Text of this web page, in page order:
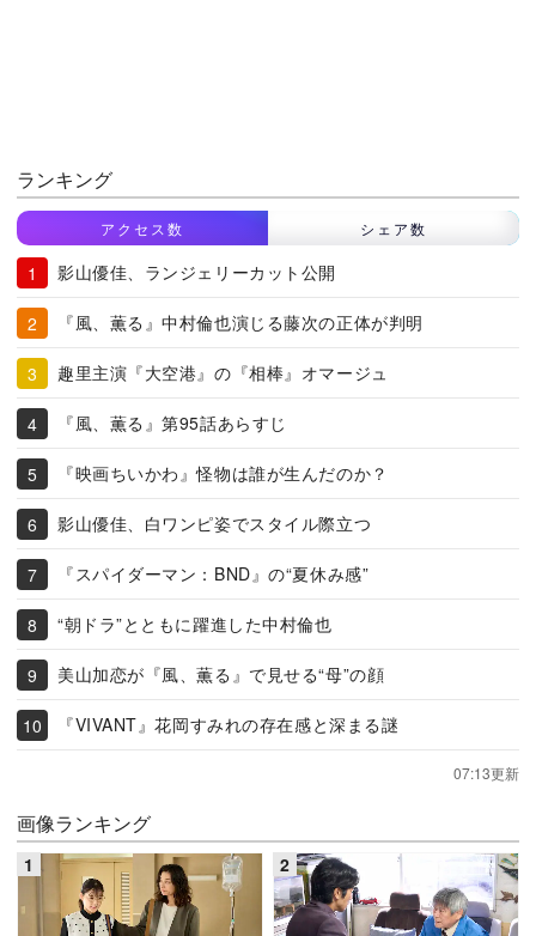
ランキング
アクセス数 シェア数
影山優佳、ランジェリーカット公開
『風、薫る』中村倫也演じる藤次の正体が判明
趣里主演『大空港』の『相棒』オマージュ
『風、薫る』第95話あらすじ
『映画ちいかわ』怪物は誰が生んだのか？
影山優佳、白ワンピ姿でスタイル際立つ
『スパイダーマン：BND』の“夏休み感”
“朝ドラ”とともに躍進した中村倫也
美山加恋が『風、薫る』で見せる“母”の顔
『VIVANT』花岡すみれの存在感と深まる謎
07:13更新
画像ランキング